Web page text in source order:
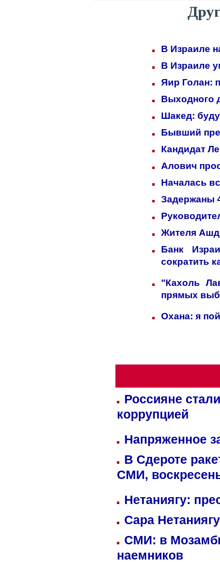
В Израиле
В Израиле
Яир Голан:
Выходного
Шакед:
Бывший
Кандидат
Алович
Началась
Задержаны
Жителя
Банк
сократить
"Кахоль
прямых
Охана: я
Россияне
коррупцией
Напряженное
В Сдероте
СМИ,
Нетаниягу:
Сара
СМИ: в